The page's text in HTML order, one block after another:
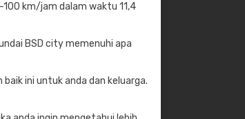
km/jam dalam waktu 11,4
BSD city memenuhi apa
ini untuk anda dan keluarga.